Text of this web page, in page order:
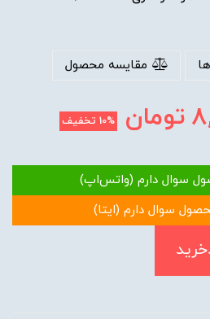
مقایسه محصول
تومان 10%تخفیف
سوال دارم (واتس‌اپ)
سوال دارم (ایتا)